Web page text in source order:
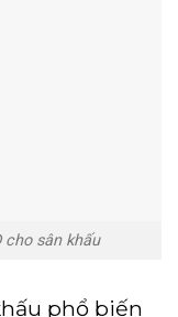
cho sân khấu
phổ biến